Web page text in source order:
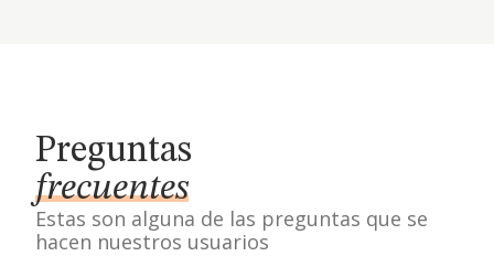
Preguntas
frecuentes
Estas son alguna de las preguntas que se
hacen nuestros usuarios